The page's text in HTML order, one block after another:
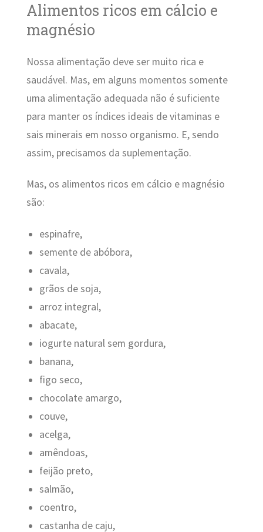
Alimentos ricos em cálcio e
magnésio
Nossa alimentação deve ser muito rica e
saudável. Mas, em alguns momentos somente
uma alimentação adequada não é suficiente
para manter os índices ideais de vitaminas e
sais minerais em nosso organismo. E, sendo
assim, precisamos da suplementação.
Mas, os alimentos ricos em cálcio e magnésio
são:
espinafre,
semente de abóbora,
cavala,
grãos de soja,
arroz integral,
abacate,
iogurte natural sem gordura,
banana,
figo seco,
chocolate amargo,
couve,
acelga,
amêndoas,
feijão preto,
salmão,
coentro,
castanha de caju,